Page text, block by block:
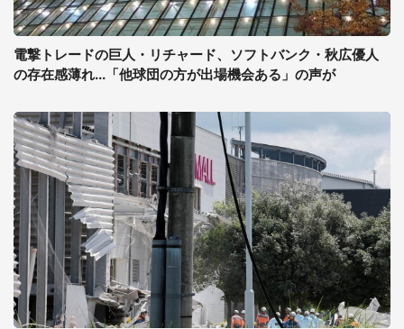
電撃トレードの巨人・リチャード、ソフトバンク・秋広優人
の存在感薄れ...「他球団の方が出場機会ある」の声が